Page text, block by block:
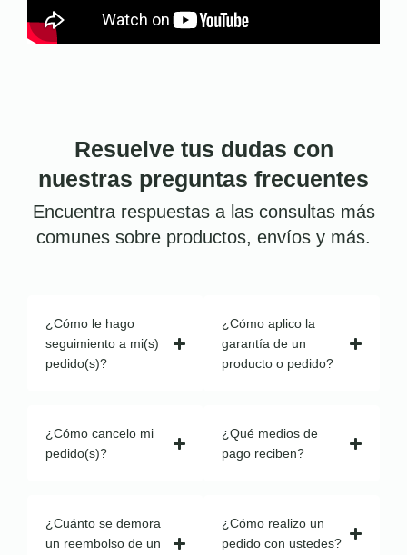
Resuelve tus dudas con
nuestras preguntas frecuentes
Encuentra respuestas a las consultas más
comunes sobre productos, envíos y más.
¿Cómo le hago
seguimiento a mi(s)
pedido(s)?
¿Cómo cancelo mi
pedido(s)?
¿Cuánto se demora
un reembolso de un
¿Cómo aplico la
garantía de un
producto o pedido?
¿Qué medios de
pago reciben?
¿Cómo realizo un
pedido con ustedes?